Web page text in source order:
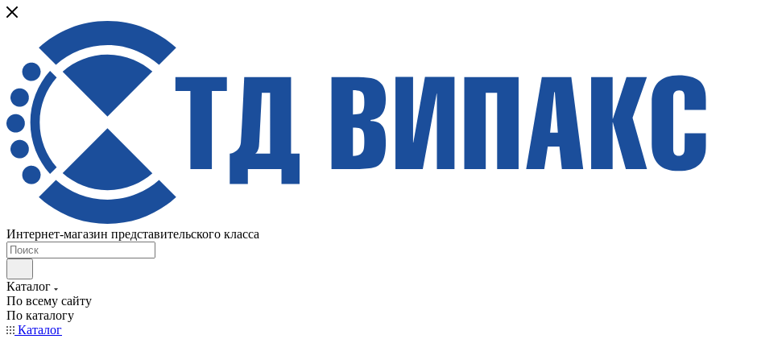
Интернет-магазин представительского класса
Каталог
По всему сайту
По каталогу
Каталог